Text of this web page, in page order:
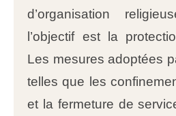
d’organisation
l’objectif est la
Les mesures adoptées
telles que les
et la fermeture de